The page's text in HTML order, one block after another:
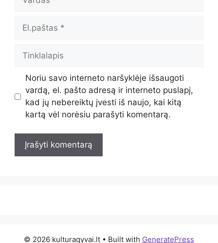
El.paštas
Tinklalapis
Noriu savo interneto naršyklėje išsaugoti
vardą, el. pašto adresą ir interneto puslapį,
kad jų nebereiktų įvesti iš naujo, kai kitą
kartą vėl norėsiu parašyti komentarą.
© 2026 kulturagyvai.lt • Built with GeneratePress